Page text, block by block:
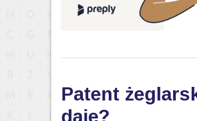
Patent
daje?